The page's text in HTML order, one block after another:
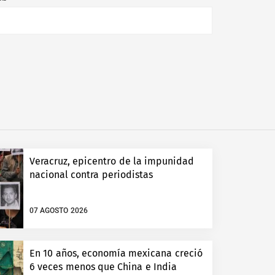
Veracruz, epicentro de la impunidad
nacional contra periodistas
07 AGOSTO 2026
En 10 años, economía mexicana creció
6 veces menos que China e India